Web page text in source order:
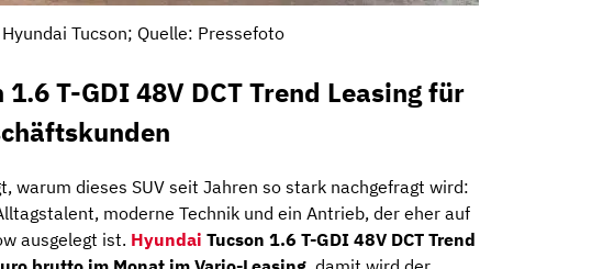
Hyundai Tucson; Quelle: Pressefoto
T-GDI 48V DCT Trend Leasing für
warum dieses SUV seit Jahren so stark nachgefragt wird:
moderne Technik und ein Antrieb, der eher auf
ausgelegt ist. Hyundai Tucson 1.6 T-GDI 48V DCT Trend